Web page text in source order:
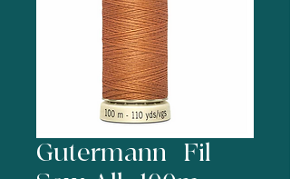
Gutermann | Fil